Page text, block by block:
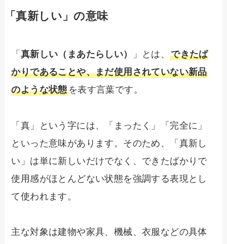
「真新しい」の意味
「 真新しい（まあたらしい） 」とは、できたば
かりであることや、まだ使用されていない新品
のような状態を表す言葉です。
「真」という字には、「まったく」「完全に」
といった意味があります。そのため、「真新し
い」は単に新しいだけでなく、できたばかりで
使用感がほとんどない状態を強調する表現とし
て使われます。
主な対象は建物や家具、機械、衣服などの具体